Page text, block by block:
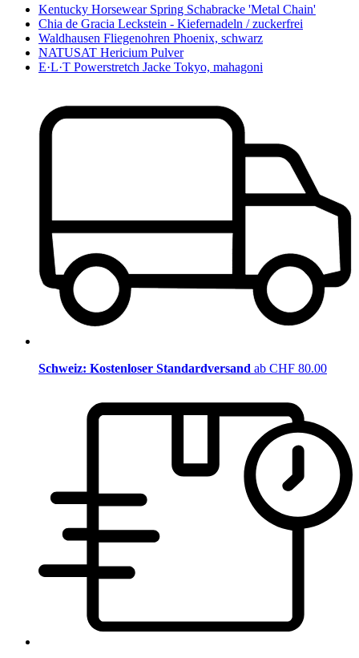
Kentucky Horsewear Spring Schabracke 'Metal Chain'
Chia de Gracia Leckstein - Kiefernadeln / zuckerfrei
Waldhausen Fliegenohren Phoenix, schwarz
NATUSAT Hericium Pulver
E·L·T Powerstretch Jacke Tokyo, mahagoni
Schweiz: Kostenloser Standardversand ab CHF 80.00